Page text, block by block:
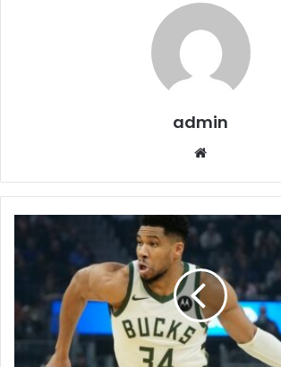
admin